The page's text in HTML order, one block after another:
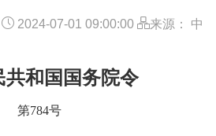
2024-07-01 09:00:00 来源： 中
共和国国务院令
第784号